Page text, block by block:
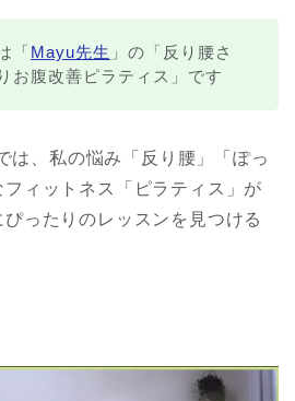
「Mayu先生 」の「反り腰さ
お腹改善ピラティス」です
は、私の悩み「反り腰」「ぽっ
ィットネス「ピラティス」が
ったりのレッスンを見つける